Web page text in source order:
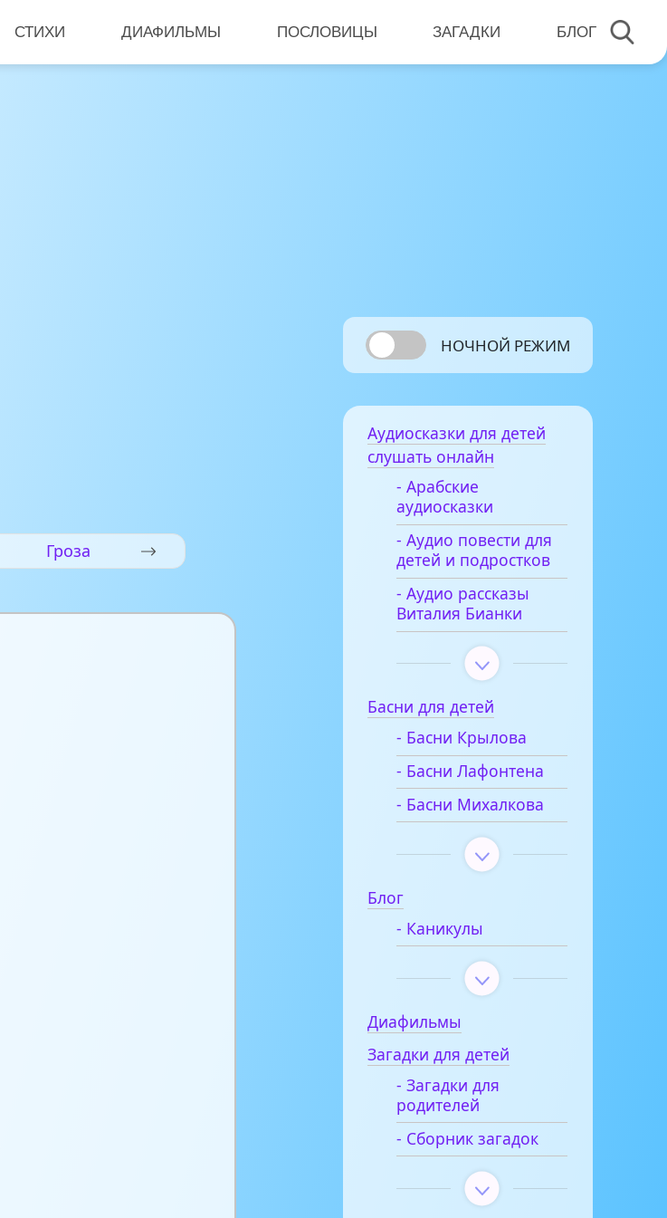
СТИХИ ДИАФИЛЬМЫ ПОСЛОВИЦЫ ЗАГАДКИ БЛОГ
Гроза
НОЧНОЙ РЕЖИМ
Аудиосказки для детей
слушать онлайн
- Арабские
аудиосказки
- Аудио повести для
детей и подростков
- Аудио рассказы
Виталия Бианки
Басни для детей
- Басни Крылова
- Басни Лафонтена
- Басни Михалкова
Блог
- Каникулы
Диафильмы
Загадки для детей
- Загадки для
родителей
- Сборник загадок